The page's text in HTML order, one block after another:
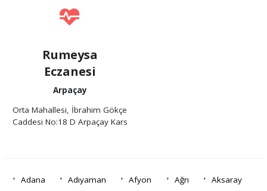
Rumeysa
Eczanesi
Arpaçay
Orta Mahallesi, İbrahim Gökçe
Caddesi No:18 D Arpaçay Kars
Adana Adıyaman Afyon Ağrı
Aksaray